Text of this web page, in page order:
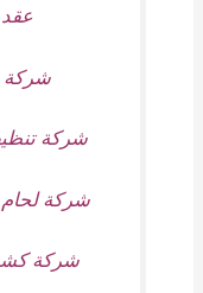
شركة
شركة
شركة
شركة